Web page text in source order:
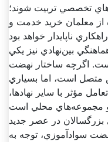
تخصصي تربيت شوند؛
از معلمان خريد خدمت و
بين‌نهادي نيز يکي
اگرچه ساختار نهضت
است، اما بسياري
مؤثر با ساير نهادها،
بزرگسالان در عصر جديد
سوادآموزي، توجه به